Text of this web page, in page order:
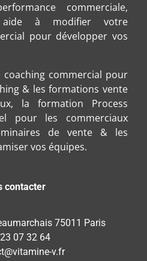
commerciale,
à modifier votre
pour développer vos
commercial pour
& les formations vente
la formation Process
pour les commerciaux
de vente & les
vos équipes.
contacter
75011 Paris
07 32 64
v.fr